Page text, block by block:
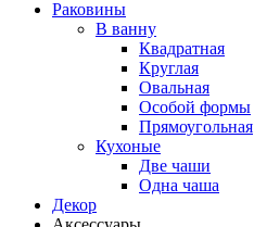
Раковины
В ванну
Квадратная
Круглая
Овальная
Особой формы
Прямоугольная
Кухоные
Две чаши
Одна чаша
Декор